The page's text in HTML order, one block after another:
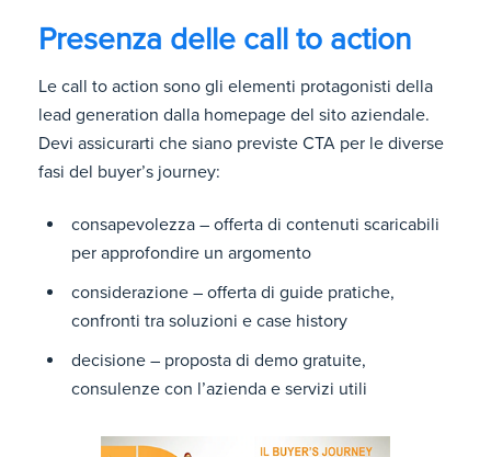
Presenza delle call to action
Le call to action sono gli elementi protagonisti della
lead generation dalla homepage del sito aziendale.
Devi assicurarti che siano previste CTA per le diverse
fasi del buyer’s journey:
consapevolezza – offerta di contenuti scaricabili
per approfondire un argomento
considerazione – offerta di guide pratiche,
confronti tra soluzioni e case history
decisione – proposta di demo gratuite,
consulenze con l’azienda e servizi utili